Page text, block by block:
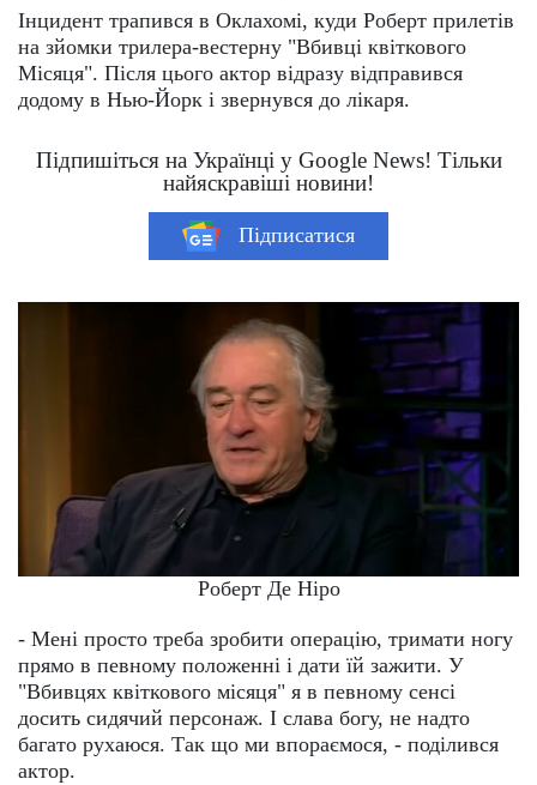
Інцидент трапився в Оклахомі, куди Роберт прилетів
на зйомки трилера-вестерну "Вбивці квіткового
Місяця". Після цього актор відразу відправився
додому в Нью-Йорк і звернувся до лікаря.
Підпишіться на Українці у Google News! Тільки
найяскравіші новини!
Підписатися
Роберт Де Ніро
- Мені просто треба зробити операцію, тримати ногу
прямо в певному положенні і дати їй зажити. У
"Вбивцях квіткового місяця" я в певному сенсі
досить сидячий персонаж. І слава богу, не надто
багато рухаюся. Так що ми впораємося, - поділився
актор.